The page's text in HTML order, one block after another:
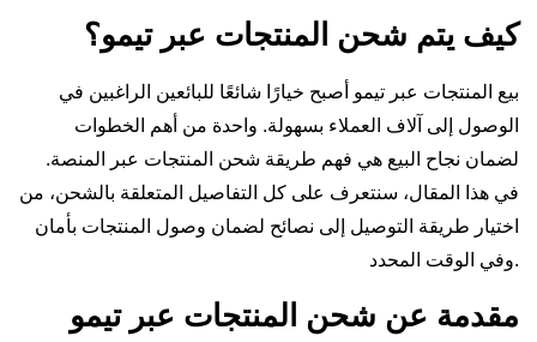
كيف يتم شحن المنتجات عبر تيمو؟
بيع المنتجات عبر تيمو أصبح خيارًا شائعًا للبائعين الراغبين في
الوصول إلى آلاف العملاء بسهولة. واحدة من أهم الخطوات
لضمان نجاح البيع هي فهم طريقة شحن المنتجات عبر المنصة.
في هذا المقال، سنتعرف على كل التفاصيل المتعلقة بالشحن، من
اختيار طريقة التوصيل إلى نصائح لضمان وصول المنتجات بأمان
وفي الوقت المحدد.
مقدمة عن شحن المنتجات عبر تيمو